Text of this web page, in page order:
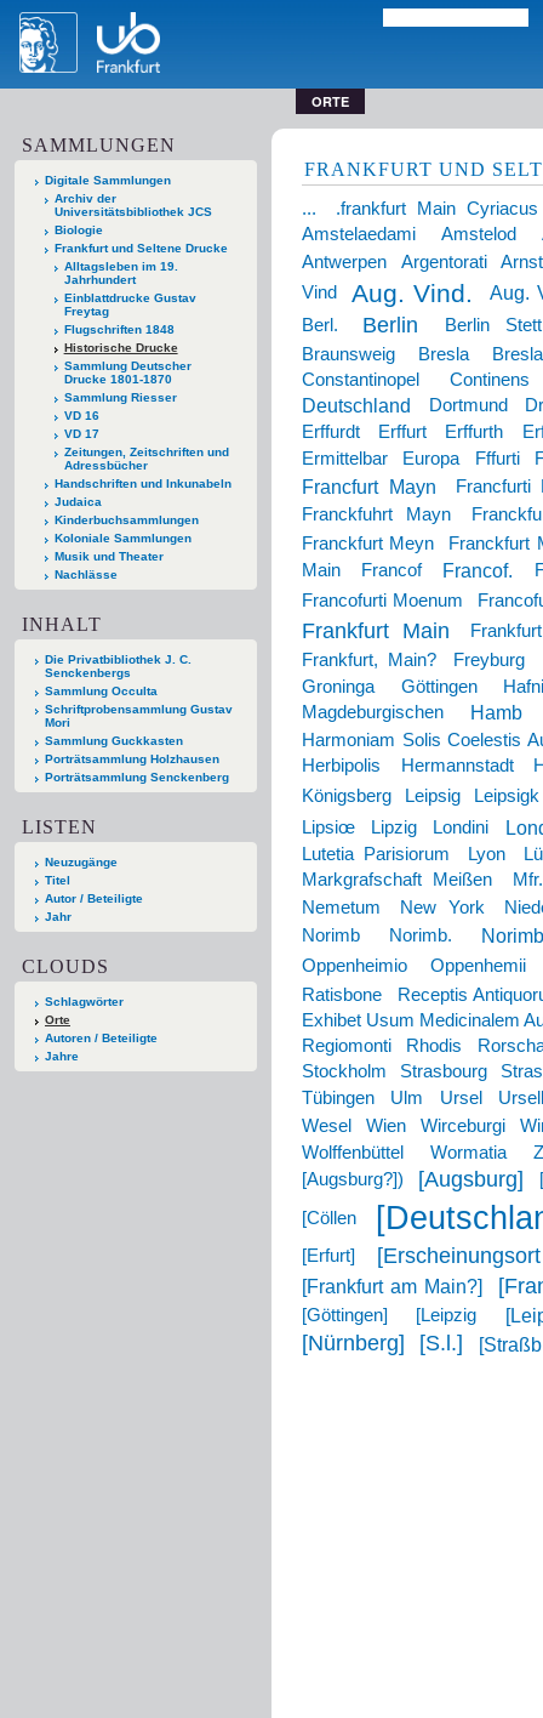
ORTE
SAMMLUNGEN
Digitale Sammlungen
Archiv der
Universitätsbibliothek JCS
Biologie
Frankfurt und Seltene Drucke
Alltagsleben im 19.
Jahrhundert
Einblattdrucke Gustav
Freytag
Flugschriften 1848
Historische Drucke
Sammlung Deutscher
Drucke 1801-1870
Sammlung Riesser
VD 16
VD 17
Zeitungen, Zeitschriften und
Adressbücher
Handschriften und Inkunabeln
Judaica
Kinderbuchsammlungen
Koloniale Sammlungen
Musik und Theater
Nachlässe
INHALT
Die Privatbibliothek J. C.
Senckenbergs
Sammlung Occulta
Schriftprobensammlung Gustav
Mori
Sammlung Guckkasten
Porträtsammlung Holzhausen
Porträtsammlung Senckenberg
LISTEN
Neuzugänge
Titel
Autor / Beteiligte
Jahr
CLOUDS
Schlagwörter
Orte
Autoren / Beteiligte
Jahre
FRANKFURT UND
...
.frankfurt Main
Amstelaedami
Amstelod
Antwerpen
Argentorati
Vind
Aug. Vind. Aug.
Berl. Berlin
Berlin
Braunsweig
Bresla
Constantinopel
Deutschland Dortmund
Erffurdt
Erffurt Erffurth
Ermittelbar
Europa Fffurti
Francfurt Mayn
Francfurti
Franckfuhrt Mayn
Franckfurt Meyn
Franckfurt
Main
Francof Francof.
Francofurti Moenum
Frankfurt Main
Frankfurt, Main?
Freyburg
Groninga
Göttingen
Magdeburgischen
Hamb
Harmoniam Solis Coelestis
Herbipolis
Hermannstadt
Königsberg
Leipsig
Leipsigk
Lipsiœ
Lipzig Londini
Lutetia Parisiorum Lyon
Markgrafschaft Meißen
Mfr.
Nemetum
New York
Norimb
Norimb.
Oppenheimio
Oppenhemii
Ratisbone
Receptis
Exhibet Usum Medicinalem
Regiomonti
Rhodis
Stockholm
Strasbourg
Tübingen
Ulm Ursel
Wesel
Wien Wirceburgi
Wolffenbüttel
Wormatia
[Augsburg?])
[Augsburg]
[Cöllen
[Erfurt]
[Frankfurt am Main?]
[Göttingen] [Leipzig
[Nürnberg] [S.l.]